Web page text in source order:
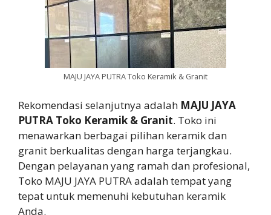
MAJU JAYA PUTRA Toko Keramik & Granit
Rekomendasi selanjutnya adalah MAJU JAYA
PUTRA Toko Keramik & Granit. Toko ini
menawarkan berbagai pilihan keramik dan
granit berkualitas dengan harga terjangkau.
Dengan pelayanan yang ramah dan profesional,
Toko MAJU JAYA PUTRA adalah tempat yang
tepat untuk memenuhi kebutuhan keramik
Anda.